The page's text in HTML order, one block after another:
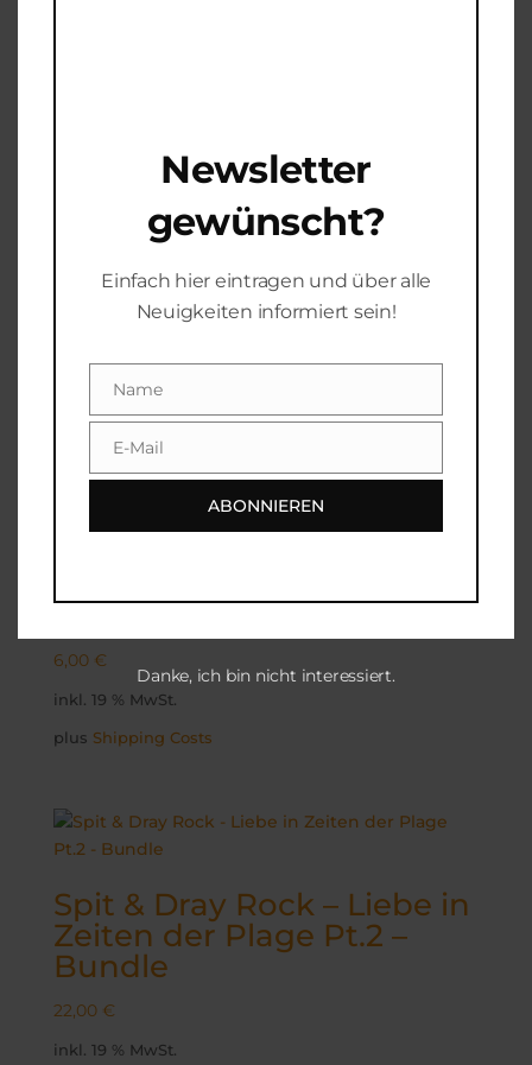
Ähnliche Produkte
Lingo Trade – ‚SWAMPLER‘
6,00€
Shipping Costs
Reflections
6,00 €
inkl. 19 % MwSt.
plus Shipping Costs
Spit & Dray Rock – Liebe in
Zeiten der Plage Pt.2 –
Bundle
22,00 €
inkl. 19 % MwSt.
Newsletter
gewünscht?
Einfach hier eintragen und über alle
Neuigkeiten informiert sein!
Name
Name
Email
E-Mail
ABONNIEREN
Danke, ich bin nicht interessiert.